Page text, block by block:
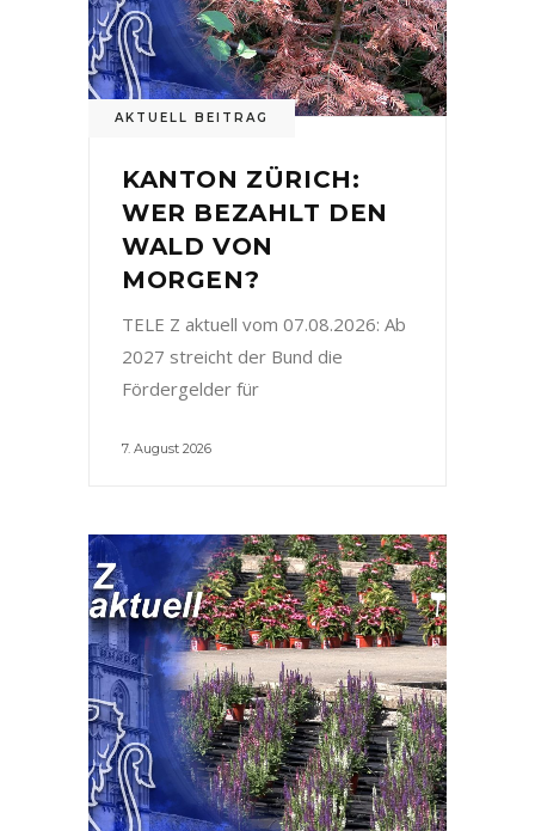
AKTUELL BEITRAG
KANTON ZÜRICH:
WER BEZAHLT DEN
WALD VON
MORGEN?
TELE Z aktuell vom 07.08.2026: Ab
2027 streicht der Bund die
Fördergelder für
7. August 2026